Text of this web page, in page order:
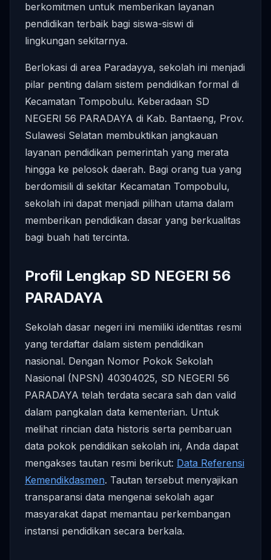
berkomitmen untuk memberikan layanan
pendidikan terbaik bagi siswa-siswi di
lingkungan sekitarnya.
Berlokasi di area Paradayya, sekolah ini menjadi
pilar penting dalam sistem pendidikan formal di
Kecamatan Tompobulu. Keberadaan SD
NEGERI 56 PARADAYA di Kab. Bantaeng, Prov.
Sulawesi Selatan membuktikan jangkauan
layanan pendidikan pemerintah yang merata
hingga ke pelosok daerah. Bagi orang tua yang
berdomisili di sekitar Kecamatan Tompobulu,
sekolah ini dapat menjadi pilihan utama dalam
memberikan pendidikan dasar yang berkualitas
bagi buah hati tercinta.
Profil Lengkap SD NEGERI 56
PARADAYA
Sekolah dasar negeri ini memiliki identitas resmi
yang terdaftar dalam sistem pendidikan
nasional. Dengan Nomor Pokok Sekolah
Nasional (NPSN) 40304025, SD NEGERI 56
PARADAYA telah terdata secara sah dan valid
dalam pangkalan data kementerian. Untuk
melihat rincian data historis serta pembaruan
data pokok pendidikan sekolah ini, Anda dapat
mengakses tautan resmi berikut: Data Referensi
Kemendikdasmen. Tautan tersebut menyajikan
transparansi data mengenai sekolah agar
masyarakat dapat memantau perkembangan
instansi pendidikan secara berkala.